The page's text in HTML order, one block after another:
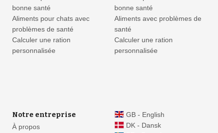
bonne santé
Aliments pour chats avec
problèmes de santé
Calculer une ration
personnalisée
bonne santé
Aliments avec problèmes de
santé
Calculer une ration
personnalisée
Notre entreprise
À propos
GB - English
DK - Dansk